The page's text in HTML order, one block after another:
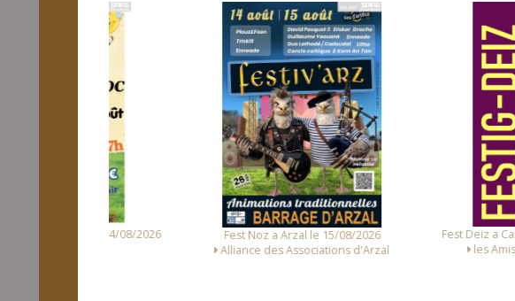
Fest Noz a Arzal le 15/08/2026
Alliance des Associations d'Arzal
Fest Deiz a Camaret-sur-
les Amis du